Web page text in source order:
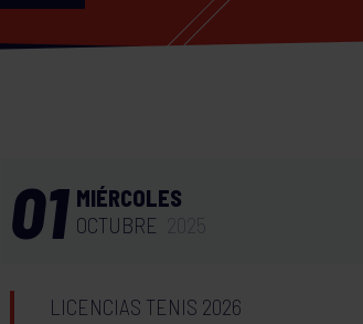
01 MIÉRCOLES
OCTUBRE
LICENCIAS TENIS 2026